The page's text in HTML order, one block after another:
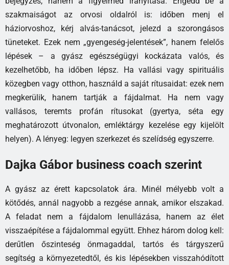
szakmaiságot az orvosi oldalról is: időben menj el
háziorvoshoz, kérj alvás-tanácsot, jelezd a szorongásos
tüneteket. Ezek nem „gyengeség-jelentések”, hanem felelős
lépések – a gyász egészségügyi kockázata valós, és
kezelhetőbb, ha időben lépsz. Ha vallási vagy spirituális
közegben vagy otthon, használd a saját rítusaidat: ezek nem
megkerülik, hanem tartják a fájdalmat. Ha nem vagy
vallásos, teremts profán rítusokat (gyertya, séta egy
meghatározott útvonalon, emléktárgy kezelése egy kijelölt
helyen). A lényeg: legyen szerkezet és szelídség egyszerre.
Dajka Gábor business coach szerint
A gyász az érett kapcsolatok ára. Minél mélyebb volt a
kötődés, annál nagyobb a rezgése annak, amikor elszakad.
A feladat nem a fájdalom lenullázása, hanem az élet
visszaépítése a fájdalommal együtt. Ehhez három dolog kell:
derűtlen őszinteség önmagaddal, tartós és tárgyszerű
segítség a környezetedtől, és kis lépésekben visszahódított